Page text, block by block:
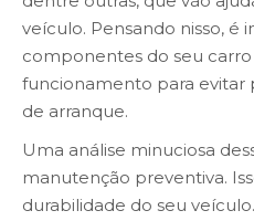
veículo. Pensando nisso,
componentes do seu
funcionamento para
de arranque.
Uma análise minuciosa
manutenção preventiva.
durabilidade do seu